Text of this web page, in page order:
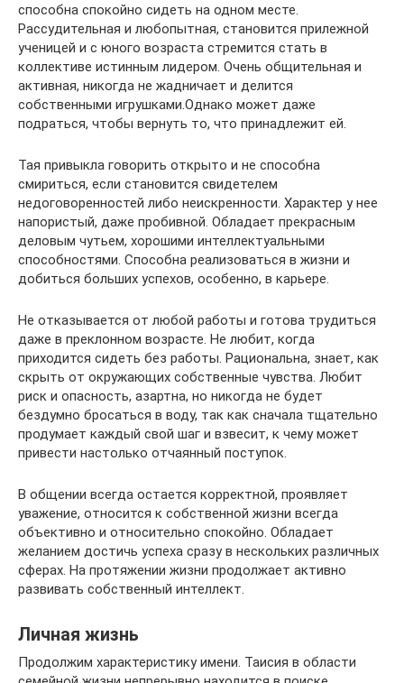
способна спокойно сидеть на одном месте.
Рассудительная и любопытная, становится прилежной
ученицей и с юного возраста стремится стать в
коллективе истинным лидером. Очень общительная и
активная, никогда не жадничает и делится
собственными игрушками.Однако может даже
подраться, чтобы вернуть то, что принадлежит ей.
Тая привыкла говорить открыто и не способна
смириться, если становится свидетелем
недоговоренностей либо неискренности. Характер у нее
напористый, даже пробивной. Обладает прекрасным
деловым чутьем, хорошими интеллектуальными
способностями. Способна реализоваться в жизни и
добиться больших успехов, особенно, в карьере.
Не отказывается от любой работы и готова трудиться
даже в преклонном возрасте. Не любит, когда
приходится сидеть без работы. Рациональна, знает, как
скрыть от окружающих собственные чувства. Любит
риск и опасность, азартна, но никогда не будет
бездумно бросаться в воду, так как сначала тщательно
продумает каждый свой шаг и взвесит, к чему может
привести настолько отчаянный поступок.
В общении всегда остается корректной, проявляет
уважение, относится к собственной жизни всегда
объективно и относительно спокойно. Обладает
желанием достичь успеха сразу в нескольких различных
сферах. На протяжении жизни продолжает активно
развивать собственный интеллект.
Личная жизнь
Продолжим характеристику имени. Таисия в области